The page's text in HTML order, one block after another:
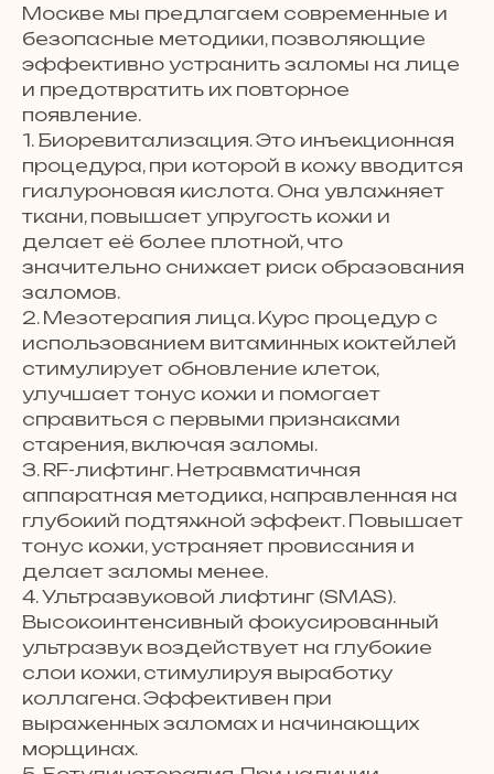
Москве мы предлагаем современные и
безопасные методики, позволяющие
эффективно устранить заломы на лице
и предотвратить их повторное
появление.
1. Биоревитализация. Это инъекционная
процедура, при которой в кожу вводится
гиалуроновая кислота. Она увлажняет
ткани, повышает упругость кожи и
делает её более плотной, что
значительно снижает риск образования
заломов.
2. Мезотерапия лица. Курс процедур с
использованием витаминных коктейлей
стимулирует обновление клеток,
улучшает тонус кожи и помогает
справиться с первыми признаками
старения, включая заломы.
3. RF-лифтинг. Нетравматичная
аппаратная методика, направленная на
глубокий подтяжной эффект. Повышает
тонус кожи, устраняет провисания и
делает заломы менее.
4. Ультразвуковой лифтинг (SMAS).
Высокоинтенсивный фокусированный
ультразвук воздействует на глубокие
слои кожи, стимулируя выработку
коллагена. Эффективен при
выраженных заломах и начинающих
морщинах.